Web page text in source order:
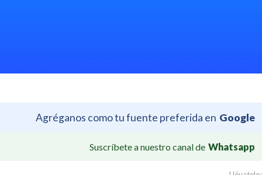
Agréganos como tu fuente preferida en Google
Suscríbete a nuestro canal de Whatsapp